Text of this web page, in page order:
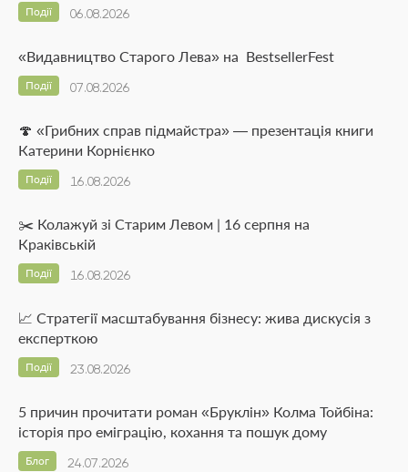
06.08.2026
Події
«Видавництво Старого Лева» на BestsellerFest
07.08.2026
Події
🍄 «Грибних справ підмайстра» — презентація книги
Катерини Корнієнко
16.08.2026
Події
✂️ Колажуй зі Старим Левом | 16 серпня на
Краківській
16.08.2026
Події
📈 Стратегії масштабування бізнесу: жива дискусія з
експерткою
23.08.2026
Події
5 причин прочитати роман «Бруклін» Колма Тойбіна:
історія про еміграцію, кохання та пошук дому
24.07.2026
Блог